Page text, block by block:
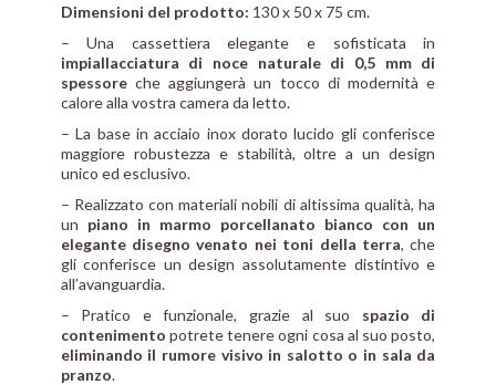
Dimensioni del prodotto: 130 x 50 x 75 cm.
– Una cassettiera elegante e sofisticata in
impiallacciatura di noce naturale di 0,5 mm di
spessoreche aggiungerà un tocco di modernità e
calore alla vostra camera da letto.
– La base in acciaio inox dorato lucido gli conferisce
maggiore robustezza e stabilità, oltre a un design
unico ed esclusivo.
– Realizzato con materiali nobili di altissima qualità, ha
un piano in marmo porcellanato bianco con un
elegante disegno venato nei toni della terra, che
gli conferisce un design assolutamente distintivo e
all’avanguardia.
– Pratico e funzionale, grazie al suo spazio di
contenimento potrete tenere ogni cosa al suo posto,
eliminando il rumore visivo in salotto o in sala da
pranzo.